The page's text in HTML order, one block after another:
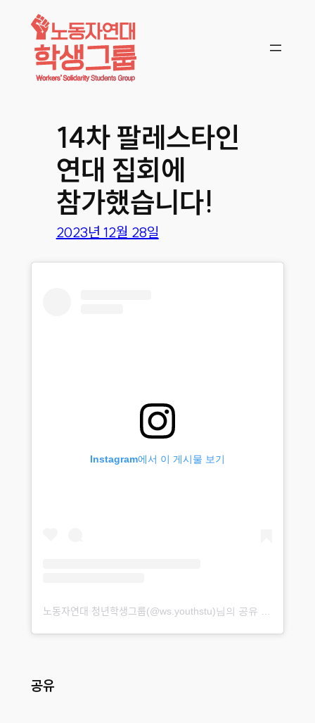
콘텐츠로
바로가기
14차 팔레스타인
연대 집회에
참가했습니다!
2023년 12월 28일
Instagram에서 이 게시물 보기
노동자연대 청년학생그룹(@ws.youthstu)님의 공유 게시물
공유